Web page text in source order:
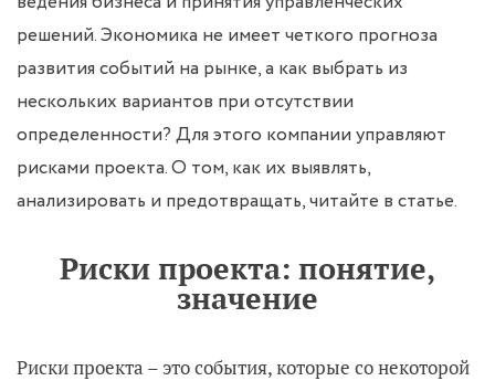
решений. Экономика не имеет четкого прогноза
развития событий на рынке, а как выбрать из
нескольких вариантов при отсутствии
определенности? Для этого компании управляют
рисками проекта. О том, как их выявлять,
анализировать и предотвращать, читайте в статье.
Риски проекта: понятие,
значение
Риски проекта – это события, которые со некоторой